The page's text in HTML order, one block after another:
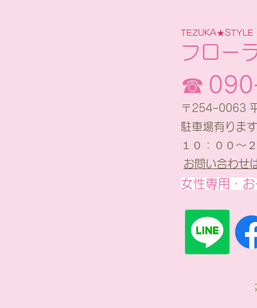
TEZUKA★STYLE
フロー
☎
〒254−0063
駐車場有ります
１０：００～
お問い合わせ
女性専用・